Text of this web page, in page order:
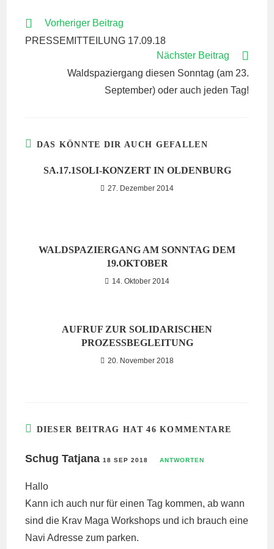
WEITERE
ANSEHEN
Vorheriger Beitrag
PRESSEMITTEILUNG 17.09.18
Nächster Beitrag
Waldspaziergang diesen Sonntag (am 23.
September) oder auch jeden Tag!
DAS KÖNNTE DIR AUCH GEFALLEN
SA.17.1SOLI-KONZERT IN OLDENBURG
27. Dezember 2014
WALDSPAZIERGANG AM SONNTAG DEM
19.OKTOBER
14. Oktober 2014
AUFRUF ZUR SOLIDARISCHEN
PROZESSBEGLEITUNG
20. November 2018
DIESER BEITRAG HAT 46 KOMMENTARE
Schug Tatjana18 SEP 2018 ANTWORTEN
Hallo
Kann ich auch nur für einen Tag kommen, ab wann
sind die Krav Maga Workshops und ich brauch eine
Navi Adresse zum parken.